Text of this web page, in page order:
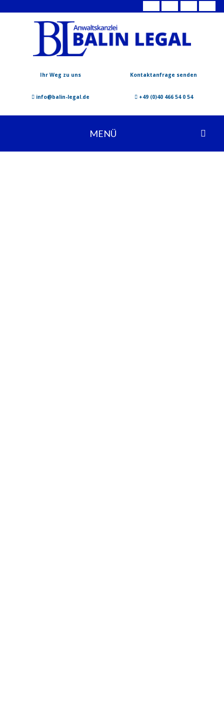
Ihr Weg zu uns Kontaktanfrage senden
info@balin-legal.de +49 (0)40 466 54 0 54
MENÜ